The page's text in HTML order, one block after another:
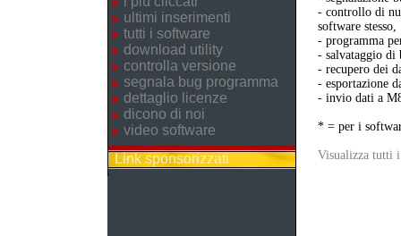
ultimi inserimenti
tutti i software
download utility
controlla versione
segnala bug programma
dettaglio licenze
dicono di noi
video software
Link sponsorizzati
- controllo di
software stesso,
- programma
- salvataggio di
- recupero dei
- esportazione
- invio dati a
* = per i
Visualizza tutti